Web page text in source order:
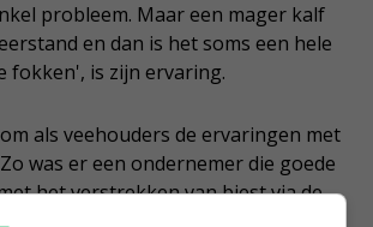
probleem. Maar een mager kalf
en dan is het soms een hele
fokken', is zijn ervaring.
als veehouders de ervaringen met
was er een ondernemer die goede
het verstrekken van biest via de
zo'n kalf er doorheen te trekken. De